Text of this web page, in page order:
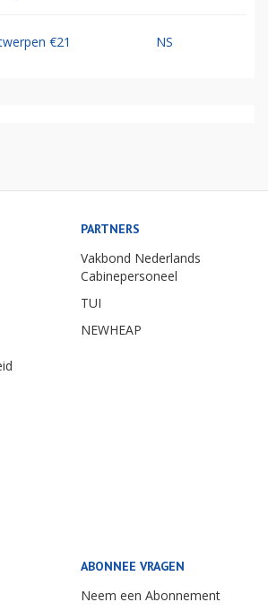
€21 NS
PARTNERS
Vakbond Nederlands
Cabinepersoneel
TUI
NEWHEAP
ABONNEE VRAGEN
Neem een Abonnement